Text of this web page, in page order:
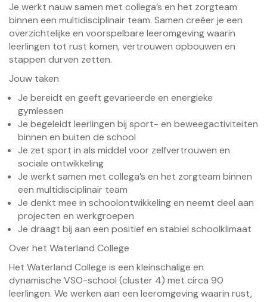
Je werkt nauw samen met collega’s en het zorgteam
binnen een multidisciplinair team. Samen creëer je een
overzichtelijke en voorspelbare leeromgeving waarin
leerlingen tot rust komen, vertrouwen opbouwen en
stappen durven zetten.
Jouw taken
Je bereidt en geeft gevarieerde en energieke
gymlessen
Je begeleidt leerlingen bij sport- en beweegactiviteiten
binnen en buiten de school
Je zet sport in als middel voor zelfvertrouwen en
sociale ontwikkeling
Je werkt samen met collega’s en het zorgteam binnen
een multidisciplinair team
Je denkt mee in schoolontwikkeling en neemt deel aan
projecten en werkgroepen
Je draagt bij aan een positief en stabiel schoolklimaat
Over het Waterland College
Het Waterland College is een kleinschalige en
dynamische VSO-school (cluster 4) met circa 90
leerlingen. We werken aan een leeromgeving waarin rust,